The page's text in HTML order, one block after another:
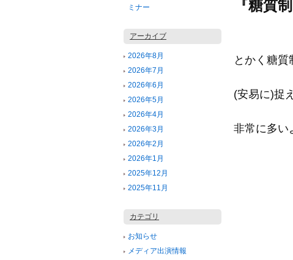
ミナー
アーカイブ
2026年8月
2026年7月
2026年6月
2026年5月
2026年4月
2026年3月
2026年2月
2026年1月
2025年12月
2025年11月
カテゴリ
お知らせ
メディア出演情報
『糖質
とかく糖
(安易に)捉
非常に多い